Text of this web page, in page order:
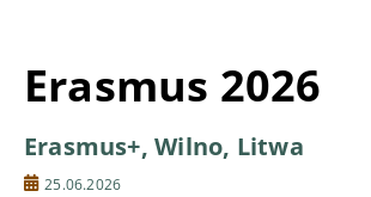
Erasmus 2026
Erasmus+, Wilno, Litwa
25.06.2026